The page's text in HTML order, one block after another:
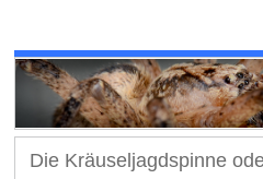
Die Kräuseljagdspinne